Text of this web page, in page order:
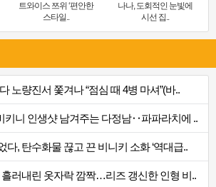
트와이스 쯔위 ‘편안한
스타일..
나나, 도회적인 눈빛에
시선 집..
노량진서 쫓겨나 “점심 때 4병 마셔”(바..
키니 인생샷 남겨주는 다정남‥파파라치에 ..
다, 탄수화물 끊고 끈 비니키 소화 ‘역대급..
흘러내린 옷자락 깜짝…리즈 갱신한 인형 비..